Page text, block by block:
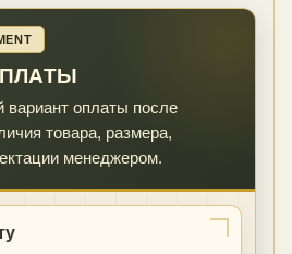
оплаты после
товара, размера,
менеджером.